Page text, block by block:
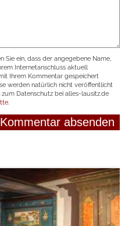
Sie ein, dass der angegebene Name,
Internetanschluss aktuell
Ihrem Kommentar gespeichert
werden natürlich nicht veröffentlicht
Datenschutz bei alles-lausitz.de
.